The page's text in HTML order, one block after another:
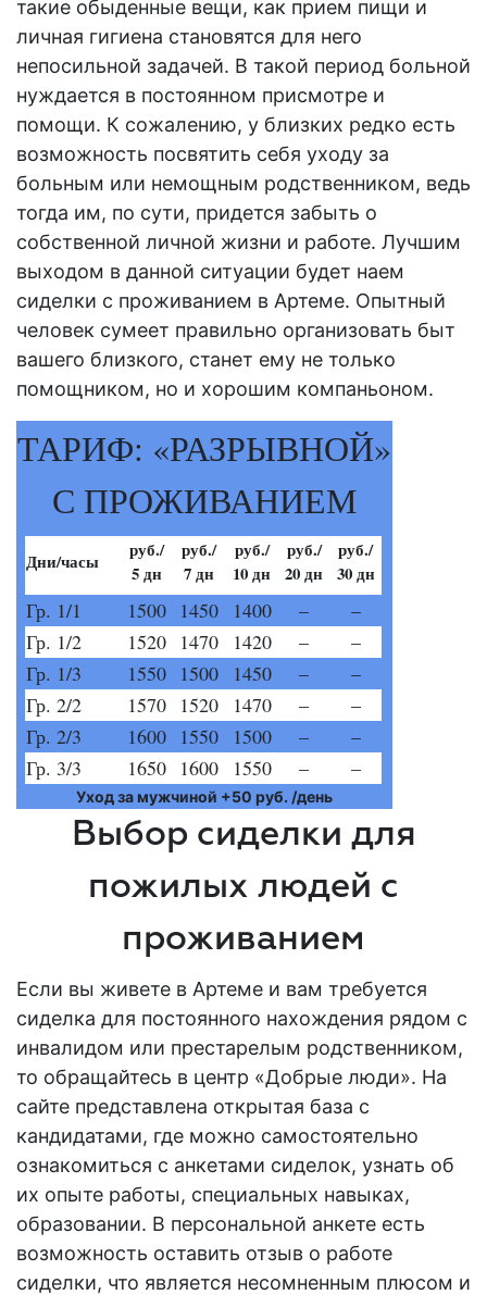
такие обыденные вещи, как прием пищи и
личная гигиена становятся для него
непосильной задачей. В такой период больной
нуждается в постоянном присмотре и
помощи. К сожалению, у близких редко есть
возможность посвятить себя уходу за
больным или немощным родственником, ведь
тогда им, по сути, придется забыть о
собственной личной жизни и работе. Лучшим
выходом в данной ситуации будет наем
сиделки с проживанием в Артеме. Опытный
человек сумеет правильно организовать быт
вашего близкого, станет ему не только
помощником, но и хорошим компаньоном.
ТАРИФ: «РАЗРЫВНОЙ»
С ПРОЖИВАНИЕМ
Дни/часы
руб./
5 дн
руб./
7 дн
руб./
10 дн
руб./
20 дн
руб./
30 дн
Гр. 1/1 1500 1450 1400 –
–
Гр. 1/2
1520 1470 1420 –
–
Гр. 1/3
1550 1500 1450 –
–
Гр. 2/2
1570 1520 1470 –
–
Гр. 2/3
1600 1550 1500 –
–
Гр. 3/3
1650 1600 1550 – –
Уход за мужчиной +50 руб. /день
Выбор сиделки для
пожилых людей с
проживанием
Если вы живете в Артеме и вам требуется
сиделка для постоянного нахождения рядом с
инвалидом или престарелым родственником,
то обращайтесь в центр «Добрые люди». На
сайте представлена открытая база с
кандидатами, где можно самостоятельно
ознакомиться с анкетами сиделок, узнать об
их опыте работы, специальных навыках,
образовании. В персональной анкете есть
возможность оставить отзыв о работе
сиделки, что является несомненным плюсом и